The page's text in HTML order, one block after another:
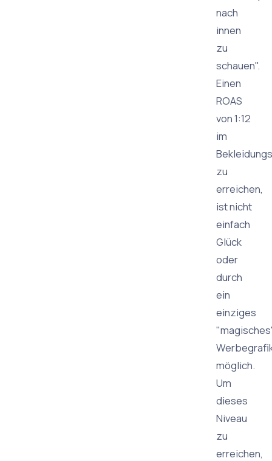
nach
innen
zu
schauen".
Einen
ROAS
von 1:12
im
zu
erreichen,
ist nicht
einfach
Glück
oder
durch
ein
einziges
möglich.
Um
dieses
Niveau
zu
erreichen,